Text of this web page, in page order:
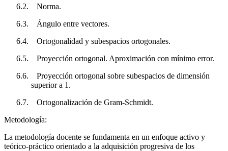
6.2.
Norma.
6.3.
Ángulo entre vectores.
6.4.
Ortogonalidad y subespacios ortogonales.
6.5.
Proyección ortogonal. Aproximación con mínimo error.
6.6.
Proyección ortogonal sobre subespacios de dimensión
superior a 1.
6.7.
Ortogonalización de Gram-Schmidt.
Metodología:
La metodología docente se fundamenta en un enfoque activo y
teórico-práctico orientado a la adquisición progresiva de los